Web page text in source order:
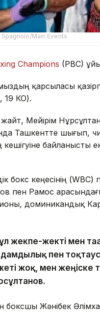
Main Events
Champions (PBC)
қарсыласы
19 КО).
Мейірім
Ташкентте шығып,
байланысты
бокс кеңесінің
пен Рамос
доминикандық
жекпе-жекті мен
пен
жоқ, мен жеңіске
боксшы Жәнібек